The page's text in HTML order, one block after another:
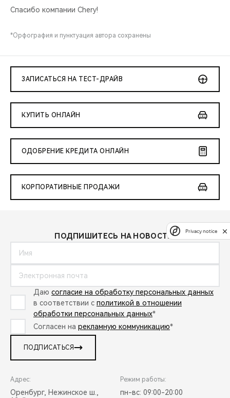
Спасибо компании Chery!
*Орфография и пунктуация автора сохранены
ЗАПИСАТЬСЯ НА ТЕСТ-ДРАЙВ
КУПИТЬ ОНЛАЙН
ОДОБРЕНИЕ КРЕДИТА ОНЛАЙН
КОРПОРАТИВНЫЕ ПРОДАЖИ
ПОДПИШИТЕСЬ НА НОВОСТИ:
Даю согласие на обработку персональных данных
в соответствии с политикой в отношении
обработки персональных данных*
Согласен на рекламную коммуникацию*
ПОДПИСАТЬСЯ
Адрес:
Оренбург, Нежинское ш.,
Режим работы:
пн-вс: 09:00-20:00
Privacy notice